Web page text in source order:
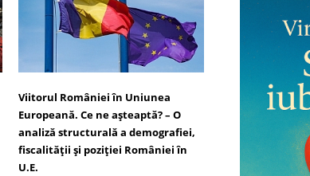
Viitorul României în Uniunea
Europeană. Ce ne așteaptă? – O
analiză structurală a demografiei,
fiscalității și poziției României în
U.E.